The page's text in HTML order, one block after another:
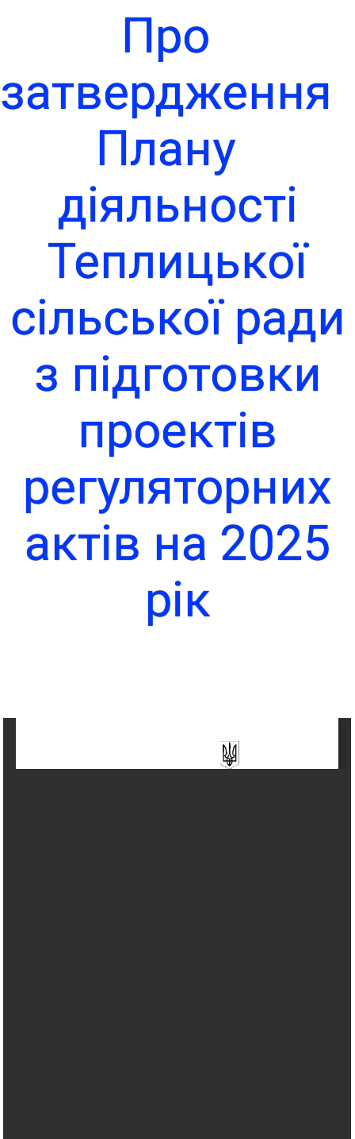
Про
затвердження
Плану
діяльності
Теплицької
сільської ради
з підготовки
проектів
регуляторних
актів на 2025
рік